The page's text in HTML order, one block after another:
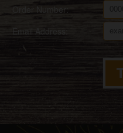
Order Number:
Email Address: